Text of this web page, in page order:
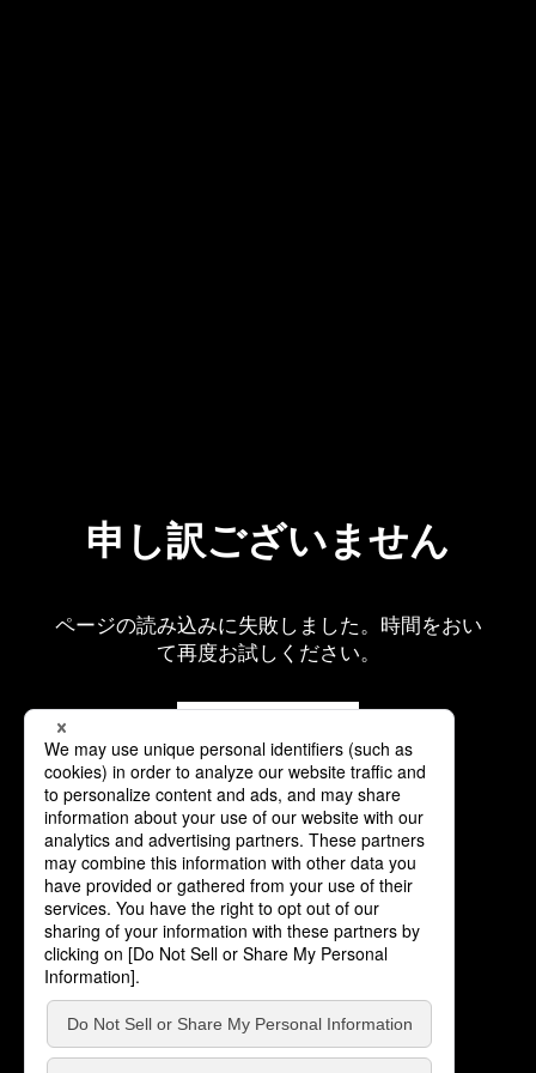
申し訳ございません
ページの読み込みに失敗しました。時間をおい
て再度お試しください。